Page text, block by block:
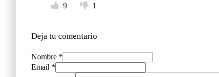
9
1
Deja tu comentario
Nombre *
Email *